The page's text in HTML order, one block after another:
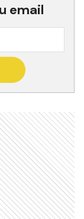
email